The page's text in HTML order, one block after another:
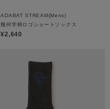
ADABAT STREAM(Mens)
幾何学柄ロゴショートソックス
¥2,640